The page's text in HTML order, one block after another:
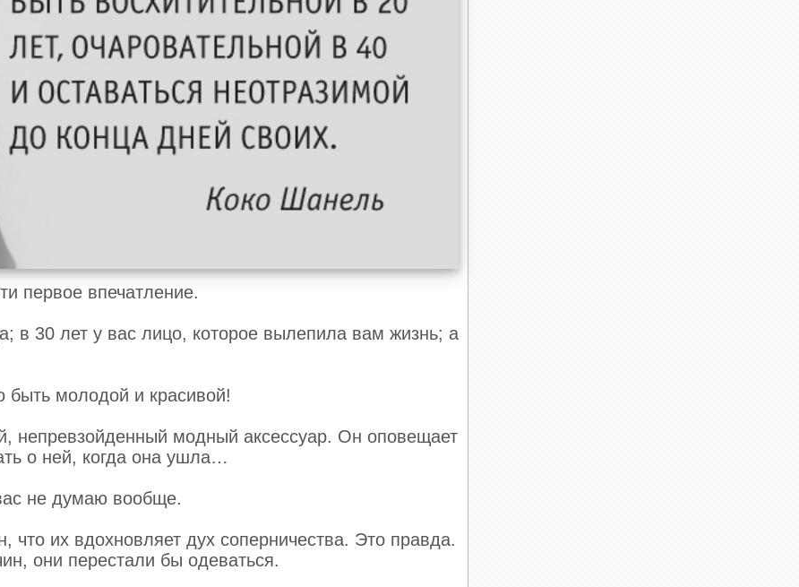
первое впечатление.
в 30 лет у вас лицо, которое вылепила вам жизнь; а
быть молодой и красивой!
непревзойденный модный аксессуар. Он оповещает
о ней, когда она ушла…
не думаю вообще.
их вдохновляет дух соперничества. Это правда.
они перестали бы одеваться.